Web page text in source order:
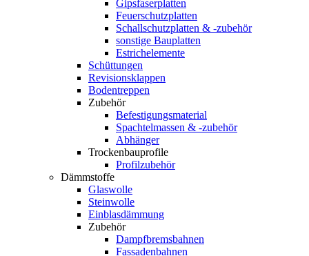
Gipsfaserplatten
Feuerschutzplatten
Schallschutzplatten & -zubehör
sonstige Bauplatten
Estrichelemente
Schüttungen
Revisionsklappen
Bodentreppen
Zubehör
Befestigungsmaterial
Spachtelmassen & -zubehör
Abhänger
Trockenbauprofile
Profilzubehör
Dämmstoffe
Glaswolle
Steinwolle
Einblasdämmung
Zubehör
Dampfbremsbahnen
Fassadenbahnen